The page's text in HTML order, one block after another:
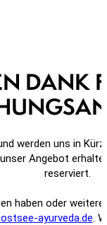
DANK
werden uns in
Angebot
reserviert.
haben oder
ayurveda.de.